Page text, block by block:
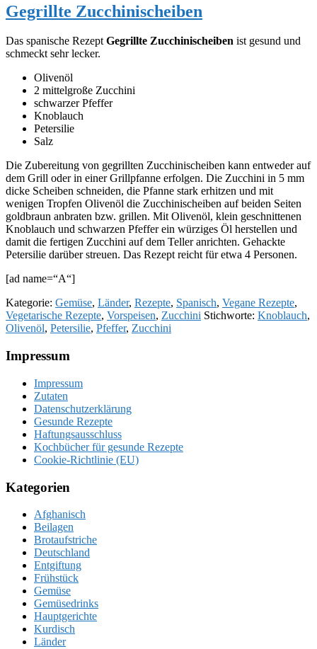
Gegrillte Zucchinischeiben
Das spanische RezeptGegrillte Zucchinischeiben ist gesund und
schmeckt sehr lecker.
Olivenöl
2 mittelgroße Zucchini
schwarzer Pfeffer
Knoblauch
Petersilie
Salz
Die Zubereitung von gegrillten Zucchinischeiben kann entweder auf
dem Grill oder in einer Grillpfanne erfolgen. Die Zucchini in 5 mm
dicke Scheiben schneiden, die Pfanne stark erhitzen und mit
wenigen Tropfen Olivenöl die Zucchinischeiben auf beiden Seiten
goldbraun anbraten bzw. grillen. Mit Olivenöl, klein geschnittenen
Knoblauch und schwarzen Pfeffer ein würziges Öl herstellen und
damit die fertigen Zucchini auf dem Teller anrichten. Gehackte
Petersilie darüber streuen. Das Rezept reicht für etwa 4 Personen.
[ad name=“A“]
Kategorie: Gemüse, Länder, Rezepte, Spanisch, Vegane Rezepte,
Vegetarische Rezepte, Vorspeisen, Zucchini Stichworte: Knoblauch,
Olivenöl, Petersilie, Pfeffer, Zucchini
Footer
Impressum
Impressum
Zutaten
Datenschutzerklärung
Gesunde Rezepte
Haftungsausschluss
Kochbücher für gesunde Rezepte
Cookie-Richtlinie (EU)
Kategorien
Afghanisch
Beilagen
Brotaufstriche
Deutschland
Entgiftung
Frühstück
Gemüse
Gemüsedrinks
Hauptgerichte
Kurdisch
Länder